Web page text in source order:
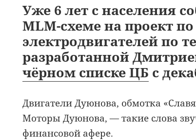
Уже 6 лет с населения
MLM-схеме на проект
электродвигателей по
разработанной
чёрном списке ЦБ с
Двигатели Дуюнова, обмотка
Моторы Дуюнова, — такие слова
финансовой афере.